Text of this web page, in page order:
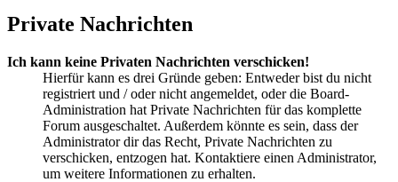
Private Nachrichten
Ich kann keine Privaten Nachrichten verschicken!
Hierfür kann es drei Gründe geben: Entweder bist du nicht
registriert und / oder nicht angemeldet, oder die Board-
Administration hat Private Nachrichten für das komplette
Forum ausgeschaltet. Außerdem könnte es sein, dass der
Administrator dir das Recht, Private Nachrichten zu
verschicken, entzogen hat. Kontaktiere einen Administrator,
um weitere Informationen zu erhalten.